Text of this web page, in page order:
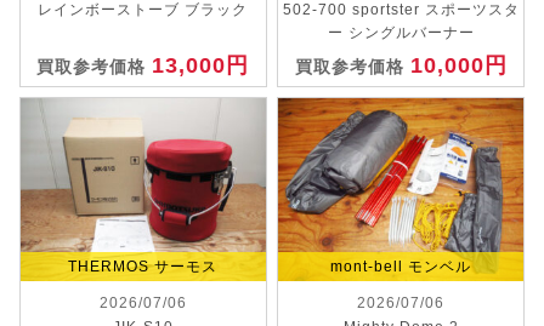
レインボーストーブ ブラック
買取参考価格 13,000円
502-700 sportster スポーツスタ
ー シングルバーナー
買取参考価格 10,000円
THERMOS サーモス
2026/07/06
mont-bell モンベル
2026/07/06